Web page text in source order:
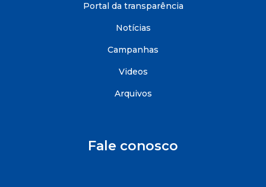
Portal da transparência
Notícias
Campanhas
Videos
Arquivos
Fale conosco